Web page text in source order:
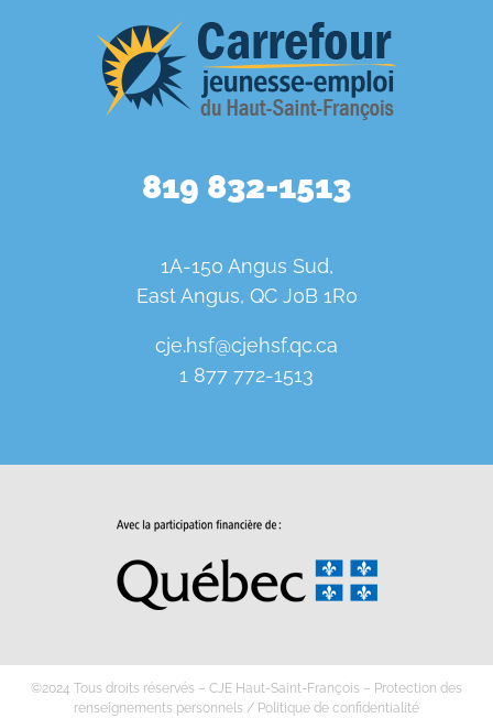
819 832-1513
1A-150 Angus Sud,
East Angus, QC J0B 1R0
cje.hsf@cjehsf.qc.ca
1 877 772-1513
©2024 Tous droits réservés – CJE Haut-Saint-François – Protection des
renseignements personnels / Politique de confidentialité